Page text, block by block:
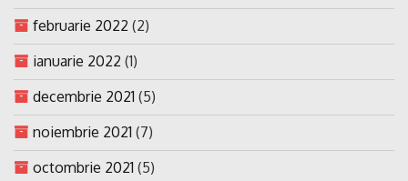
februarie 2022 (2)
ianuarie 2022 (1)
decembrie 2021 (5)
noiembrie 2021 (7)
octombrie 2021 (5)